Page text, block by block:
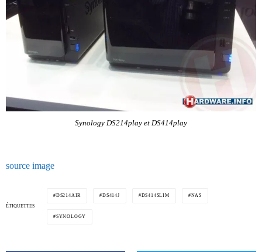
Synology DS214play et DS414play
source image
ÉTIQUETTES
DS214AIR DS414J DS414SLIM NAS
SYNOLOGY